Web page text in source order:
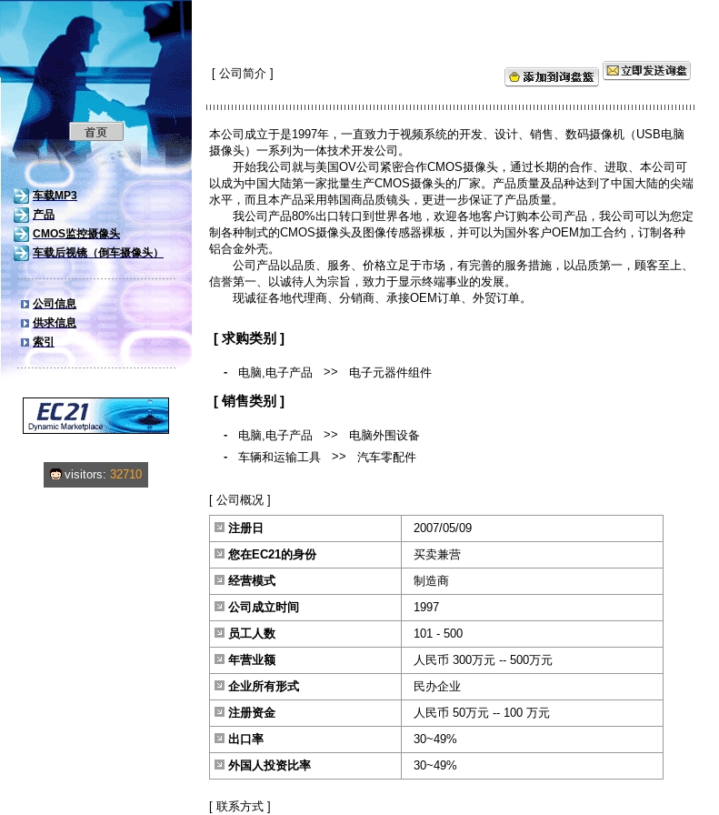
车载MP3
产品
CMOS监控摄像头
车载后视镜（倒车摄像头）
公司信息
供求信息
索引
visitors: 32710
[ 公司简介 ]
本公司成立于是1997年，一直致力于视频系统的开发、设计、销售、数码摄像机（USB电脑
摄像头）一系列为一体技术开发公司。
开始我公司就与美国OV公司紧密合作CMOS摄像头，通过长期的合作、进取、本公司可
以成为中国大陆第一家批量生产CMOS摄像头的厂家。产品质量及品种达到了中国大陆的尖端
水平，而且本产品采用韩国商品质镜头，更进一步保证了产品质量。
我公司产品80%出口转口到世界各地，欢迎各地客户订购本公司产品，我公司可以为您定
制各种制式的CMOS摄像头及图像传感器裸板，并可以为国外客户OEM加工合约，订制各种
铝合金外壳。
公司产品以品质、服务、价格立足于市场，有完善的服务措施，以品质第一，顾客至上、
信誉第一、以诚待人为宗旨，致力于显示终端事业的发展。
现诚征各地代理商、分销商、承接OEM订单、外贸订单。
[ 求购类别 ]
- 电脑,电子产品 >> 电子元器件组件
[ 销售类别 ]
- 电脑,电子产品 >>
电脑外围设备
-
车辆和运输工具 >> 汽车零配件
[ 公司概况 ]
注册日
2007/05/09
您在EC21的身份
买卖兼营
经营模式
制造商
公司成立时间
1997
员工人数
101 - 500
年营业额
人民币 300万元 -- 500万元
企业所有形式
民办企业
注册资金
人民币 50万元 -- 100 万元
出口率
30~49%
外国人投资比率
30~49%
[ 联系方式 ]